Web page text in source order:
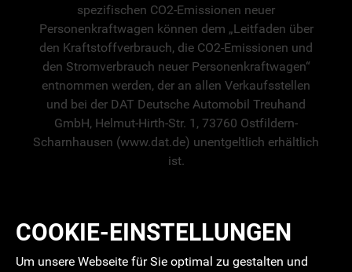
spezifischen CO2-Emissionen neuer
Personenkraftwagen können dem „Leitfaden über
den Kraftstoffverbrauch, die CO2-Emissionen und
den Stromverbrauch neuer Personenkraftwagen“
entnommen werden, der an allen Verkaufsstellen
und bei der DAT Deutsche Automobil Treuhand
GmbH, Helmut-Hirth-Str. 1, 73760 Ostfildern-
Scharnhausen (www.dat.de) unentgeltlich erhältlich
ist.
COOKIE-EINSTELLUNGEN
Um unsere Webseite für Sie optimal zu gestalten und